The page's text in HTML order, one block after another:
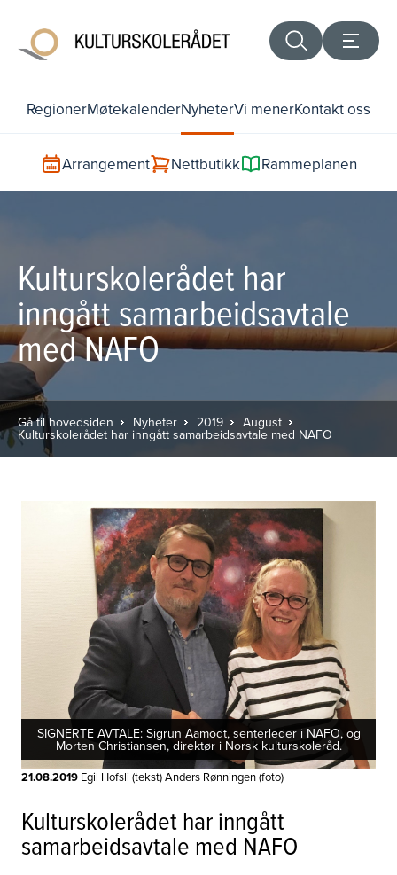
RegionerMøtekalenderNyheterVi menerKontakt oss
Arrangement Nettbutikk Rammeplanen
Kulturskolerådet har
inngått samarbeidsavtale
med NAFO
Gå til hovedsiden Nyheter 2019 August
Kulturskolerådet har inngått samarbeidsavtale med NAFO
SIGNERTE AVTALE: Sigrun Aamodt, senterleder i NAFO, og
Morten Christiansen, direktør i Norsk kulturskoleråd.
21.08.2019 Egil Hofsli (tekst) Anders Rønningen (foto)
Kulturskolerådet har inngått
samarbeidsavtale med NAFO